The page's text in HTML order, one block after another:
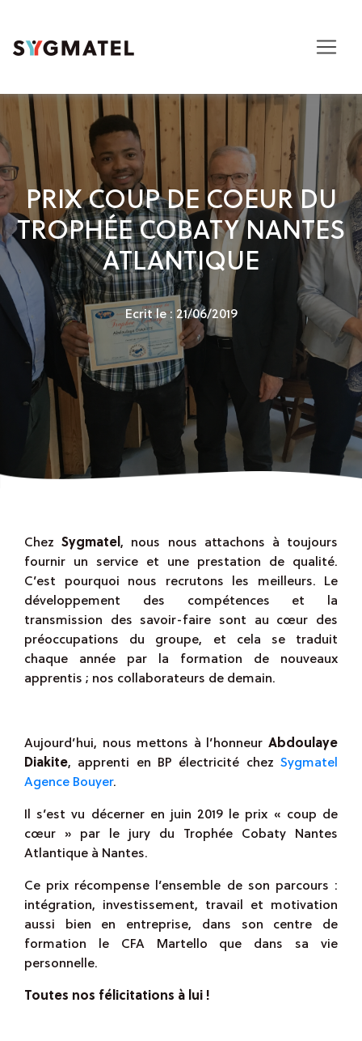
PRIX COUP DE COEUR DU
TROPHÉE COBATY NANTES
ATLANTIQUE
Ecrit le : 21/06/2019
ChezSygmatel, nous nous attachons à toujours
fournir un service et une prestation de qualité.
C’est pourquoi nous recrutons les meilleurs. Le
développement des compétences et la
transmission des savoir-faire sont au cœur des
préoccupations du groupe, et cela se traduit
chaque année par la formation de nouveaux
apprentis ; nos collaborateurs de demain.
Aujourd’hui, nous mettons à l’honneur Abdoulaye
Diakite, apprenti en BP électricité chez Sygmatel
Agence Bouyer.
Il s’est vu décerner en juin 2019 le prix « coup de
cœur » par le jury du Trophée Cobaty Nantes
Atlantique à Nantes.
Ce prix récompense l’ensemble de son parcours :
intégration, investissement, travail et motivation
aussi bien en entreprise, dans son centre de
formation le CFA Martello que dans sa vie
personnelle.
Toutes nos félicitations à lui !